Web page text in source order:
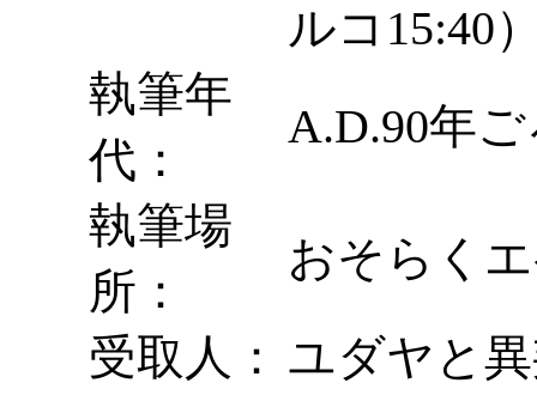
ルコ15:40
執筆年
代：
A.D.90年
執筆場
所：
おそらく
受取人： ユダヤと